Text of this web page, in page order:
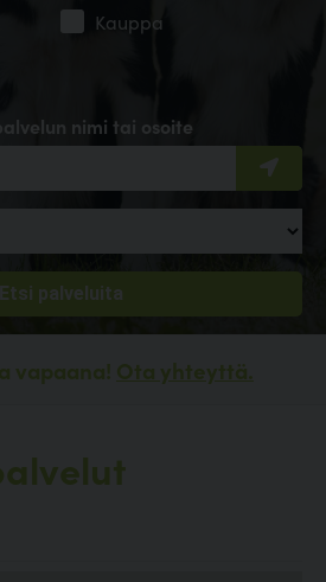
nimi tai osoite
Kauppa
vapaana! Ota yhteyttä.